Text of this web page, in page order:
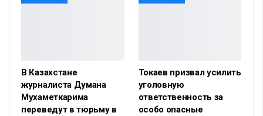
В Казахстане
журналиста Думана
Мухаметкарима
переведут в тюрьму в
Токаев призвал усилить
уголовную
ответственность за
особо опасные